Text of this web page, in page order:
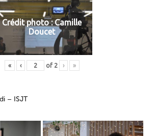
Crédit photo : Camille
Doucet
« ‹ of 2 › »
– ISJT